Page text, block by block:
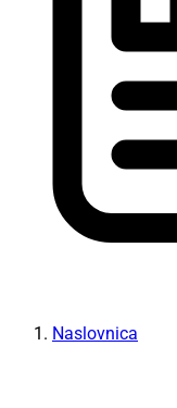
Naslovnica